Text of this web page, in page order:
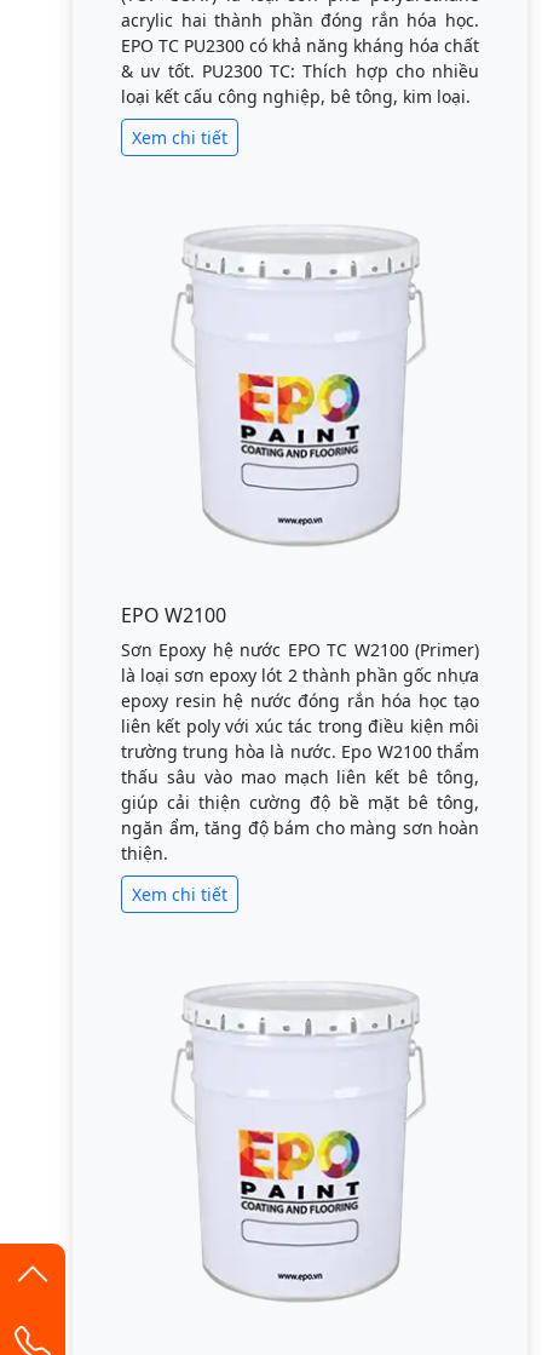
acrylic hai thành phần đóng rắn hóa học.
EPO TC PU2300 có khả năng kháng hóa chất
& uv tốt. PU2300 TC: Thích hợp cho nhiều
loại kết cấu công nghiệp, bê tông, kim loại.
Xem chi tiết
EPO W2100
Sơn Epoxy hệ nước EPO TC W2100 (Primer)
là loại sơn epoxy lót 2 thành phần gốc nhựa
epoxy resin hệ nước đóng rắn hóa học tạo
liên kết poly với xúc tác trong điều kiện môi
trường trung hòa là nước. Epo W2100 thẩm
thấu sâu vào mao mạch liên kết bê tông,
giúp cải thiện cường độ bề mặt bê tông,
ngăn ẩm, tăng độ bám cho màng sơn hoàn
thiện.
Xem chi tiết